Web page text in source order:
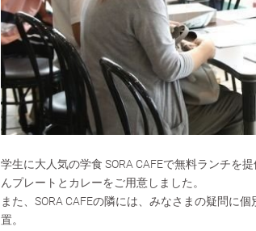
学生に大人気の学食 SORA CAFEで無料ランチを
んプレートとカレーをご用意しました。
また、SORA CAFEの隣には、みなさまの疑問に
置。